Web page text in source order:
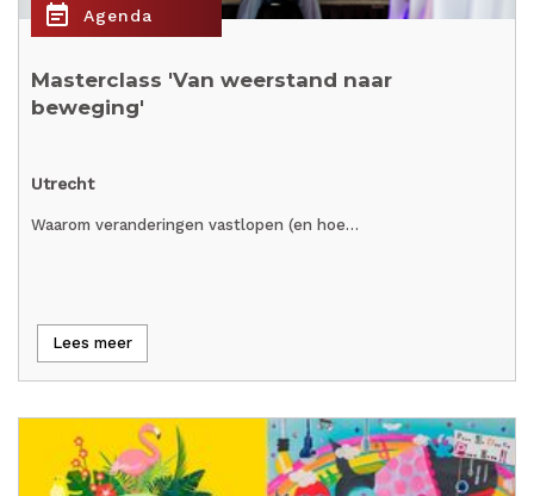
event_note Agenda
Masterclass 'Van weerstand naar
beweging'
Utrecht
Waarom veranderingen vastlopen (en hoe…
Lees meer